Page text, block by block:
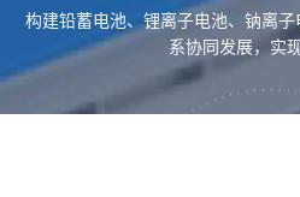
构建铅蓄电池、锂离子电池、钠离
系协同发展，实